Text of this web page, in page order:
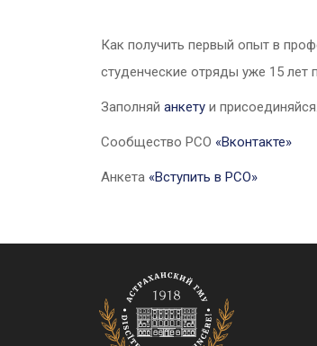
Как получить первый опыт в
студенческие отряды уже 15 лет
Заполняй анкету и
Cообщество РСО «Вконтакте»
Анкета «Вступить в РСО»